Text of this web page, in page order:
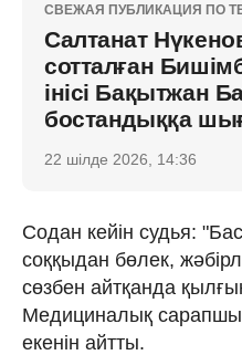
СВЕЖАЯ ПУБЛИКАЦИЯ ПО
Салтанат
сотталған
інісі Бақытжан
бостандыққа
22 шілде 2026, 14:36
Содан кейін судья:
соққыдан бөлек,
сөзбен айтқанда
Медициналық сарапшы
екенін айтты.